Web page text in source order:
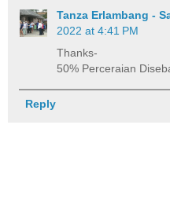
Tanza Erlambang -
2022 at 4:41 PM
Thanks-
50% Perceraian
Reply